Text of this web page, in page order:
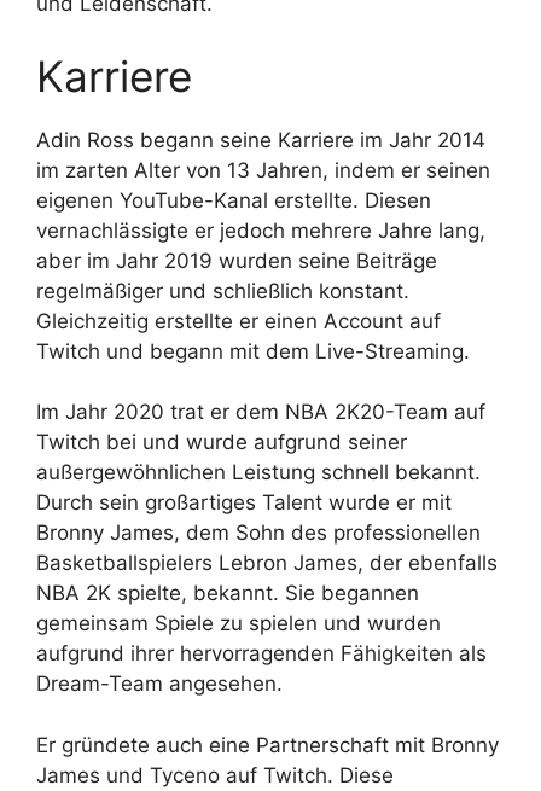
Karriere
Adin Ross begann seine Karriere im Jahr 2014
im zarten Alter von 13 Jahren, indem er seinen
eigenen YouTube-Kanal erstellte. Diesen
vernachlässigte er jedoch mehrere Jahre lang,
aber im Jahr 2019 wurden seine Beiträge
regelmäßiger und schließlich konstant.
Gleichzeitig erstellte er einen Account auf
Twitch und begann mit dem Live-Streaming.
Im Jahr 2020 trat er dem NBA 2K20-Team auf
Twitch bei und wurde aufgrund seiner
außergewöhnlichen Leistung schnell bekannt.
Durch sein großartiges Talent wurde er mit
Bronny James, dem Sohn des professionellen
Basketballspielers Lebron James, der ebenfalls
NBA 2K spielte, bekannt. Sie begannen
gemeinsam Spiele zu spielen und wurden
aufgrund ihrer hervorragenden Fähigkeiten als
Dream-Team angesehen.
Er gründete auch eine Partnerschaft mit Bronny
James und Tyceno auf Twitch. Diese